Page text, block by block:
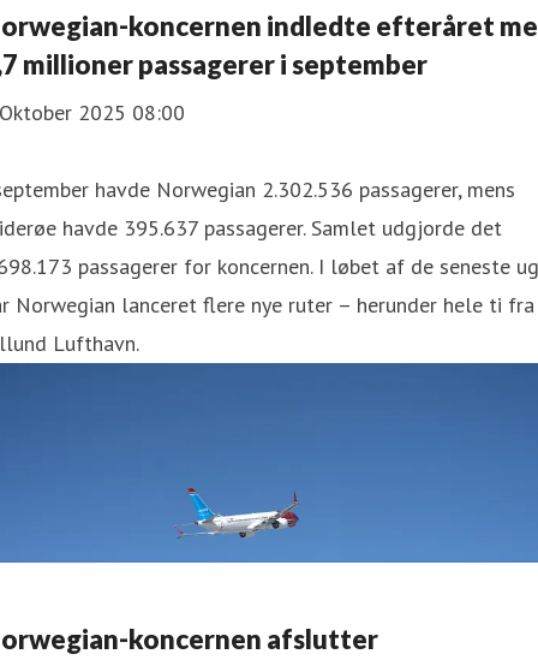
koncernen indledte efteråret
millioner passagerer i september
2025 08:00
havde Norwegian 2.302.536 passagerer, mens
havde 395.637 passagerer. Samlet udgjorde det
passagerer for koncernen. I løbet af de seneste
Norwegian lanceret flere nye ruter – herunder hele ti fra
Lufthavn.
koncernen afslutter